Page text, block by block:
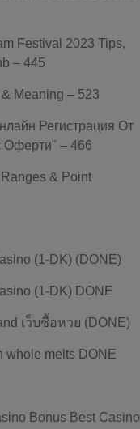
Festival 2023 Tips,
– 445
Meaning – 523
Регистрация От
Оферти" – 466
& Point
(1-DK) (DONE)
(1-DK) DONE
เว็บซื้อหวย (DONE)
whole melts DONE
Bonus Best Casino